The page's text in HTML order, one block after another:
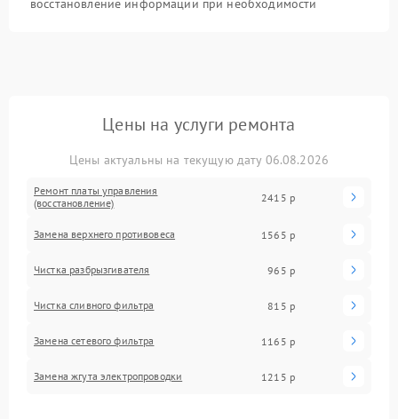
восстановление информации при необходимости
Цены на услуги ремонта
Цены актуальны на текущую дату 06.08.2026
Ремонт платы управления
(восстановление)
2415 р
Замена верхнего противовеса 1565 р
Чистка разбрызгивателя 965 р
Чистка сливного фильтра 815 р
Замена сетевого фильтра 1165 р
Замена жгута электропроводки 1215 р